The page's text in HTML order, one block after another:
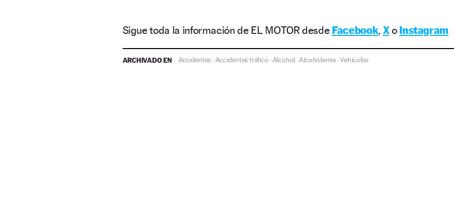
Sigue toda la información de EL MOTOR desde Facebook, Xo Instagram
ARCHIVADO EN Accidentes · Accidentes tráfico · Alcohol ·Alcoholemia·Vehículos